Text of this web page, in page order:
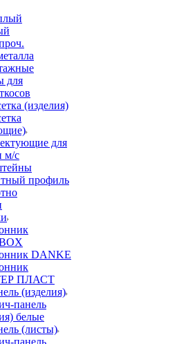
для
(изделия)
для
м/с
профиль
DANKE
ПЛАСТ
(изделия)
панель
белые
(листы)
панель